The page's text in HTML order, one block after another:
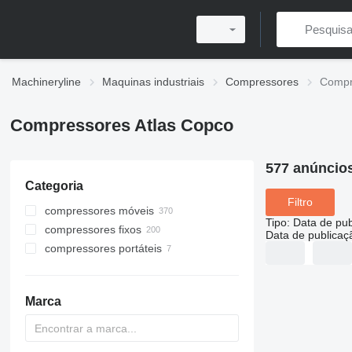
Machineryline Maquinas industriais Compressores
Compressores Atlas Copco
Categoria
compressores móveis
compressores fixos
compressores portáteis
Marca
577
Filtro
Tipo: Data de
Data de